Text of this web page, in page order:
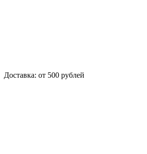
Доставка: от 500 рублей